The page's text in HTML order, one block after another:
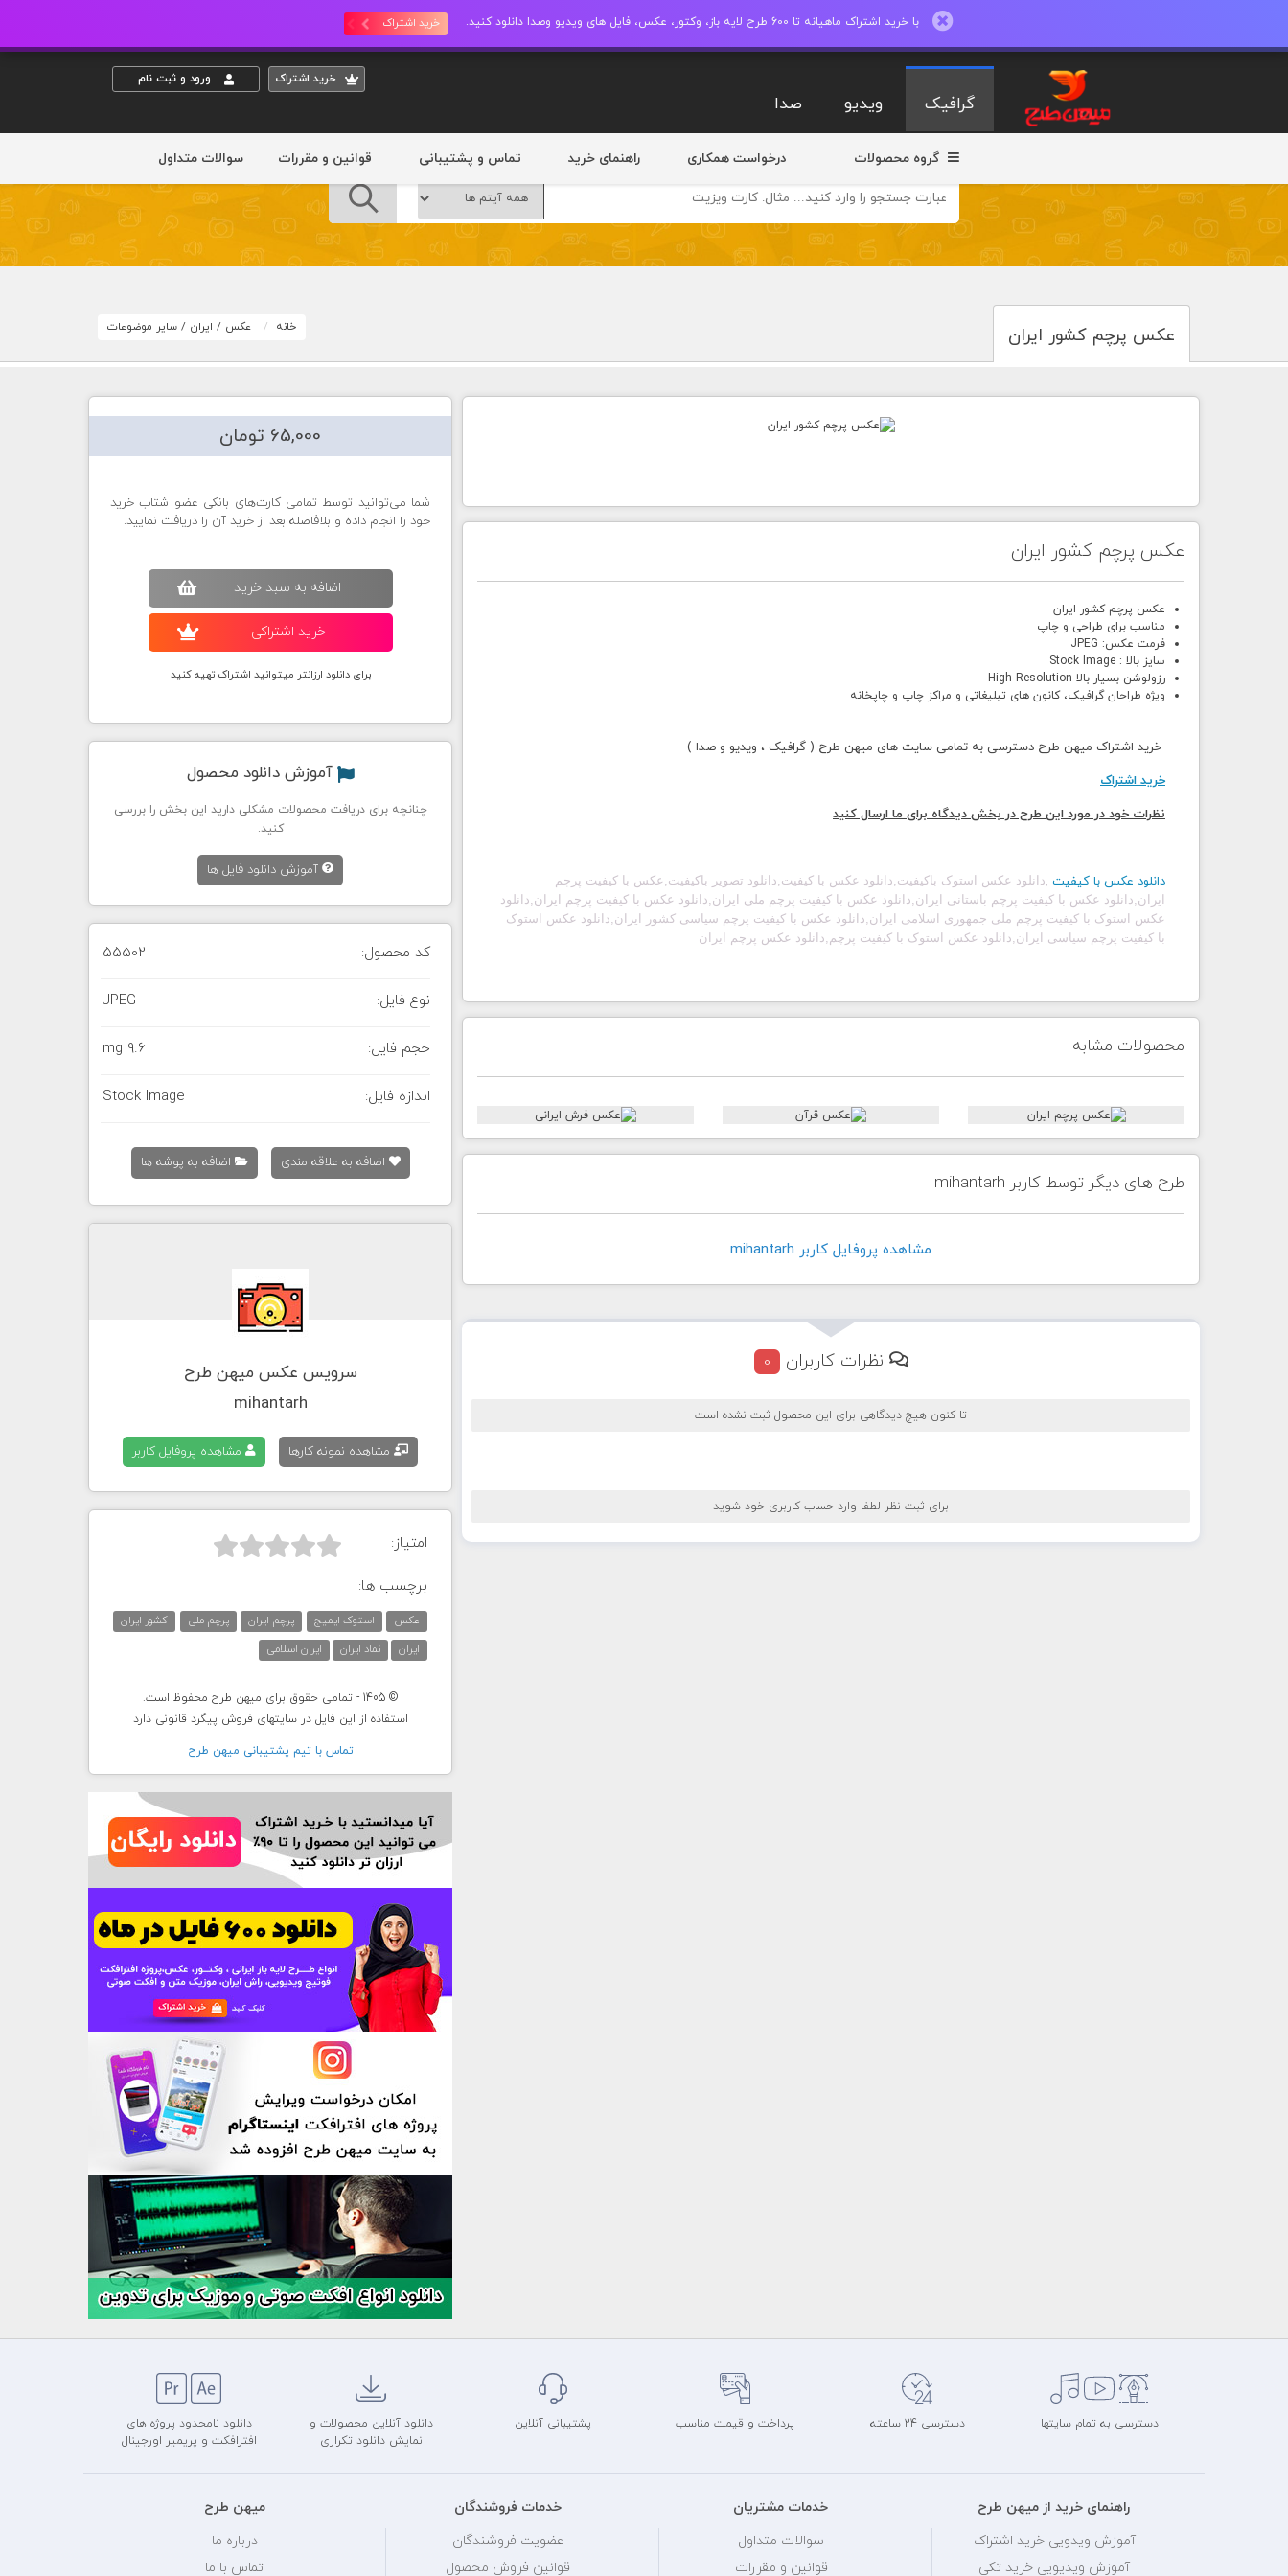
با خرید اشتراک ماهیانه تا 600 طرح لایه باز، وکتور، عکس، فایل های ویدیو وصدا دانلود کنید. خرید اشتراک
خريد اشتراک ورود و ثبت نام
گرافیک ویدیو صدا
گروه محصولات درخواست همکاری راهنمای خرید تماس و پشتیبانی قوانین و مقررات سوالات متداول
عکس پرچم کشور ایران خانه عکس / ایران / سایر موضوعات
عکس پرچم کشور ایران
عکس پرچم کشور ایران
مناسب برای طراحی و چاپ
فرمت عکس: JPEG
سایز بالا : Stock Image
رزولوشن بسیار بالا High Resolution
ویژه طراحان گرافیک، کانون های تبلیغاتی و مراکز چاپ و چاپخانه
خرید اشتراک میهن طرح دسترسی به تمامی سایت های میهن طرح ( گرافیک ، ویدیو و صدا )
خرید اشتراک
نظرات خود در مورد این طرح در بخش دیدگاه برای ما ارسال کنید
دانلود عکس با کیفیت ,دانلود عکس استوک باکیفیت,دانلود عکس با کیفیت,دانلود تصویر باکیفیت,عکس با کیفیت پرچم
ایران,دانلود عکس با کیفیت پرچم باستانی ایران,دانلود عکس با کیفیت پرچم ملی ایران,دانلود عکس با کیفیت پرچم ایران,دانلود
عکس استوک با کیفیت پرچم ملی جمهوری اسلامی ایران,دانلود عکس با کیفیت پرچم سیاسی کشور ایران,دانلود عکس استوک
با کیفیت پرچم سیاسی ایران,دانلود عکس استوک با کیفیت پرچم,دانلود عکس پرچم ایران
محصولات مشابه
طرح های دیگر توسط کاربر mihantarh
مشاهده پروفايل کاربر mihantarh
نظرات کاربران 0
تا کنون هیچ دیدگاهی برای این محصول ثبت نشده است
برای ثبت نظر لطفا وارد حساب کاربری خود شوید
65,000 تومان
شما می‌توانید توسط تمامی کارت‌های بانکی عضو شتاب خرید
خود را انجام داده و بلافاصله بعد از خرید آن را دریافت نمایید.
اضافه به سبد خريد
خريد اشتراکی
برای دانلود ارزانتر میتوانید اشتراک تهیه کنید
آموزش دانلود محصول
چنانچه برای دریافت محصولات مشکلی دارید این بخش را بررسی
کنید.
آموزش دانلود فایل ها
کد محصول: 55502
نوع فایل: JPEG
حجم فایل: 9.6 mg
اندازه فایل: Stock Image
اضافه به علاقه مندی اضافه به پوشه ها
سرویس عکس میهن طرح
mihantarh
مشاهده نمونه کارها مشاهده پروفایل کاربر
امتیاز: 


برچسب ها:
عکس استوک ایمیج پرچم ایران پرچم ملی
کشور ایران
ایران
نماد ایران ایران اسلامی
© 1405 - تمامی حقوق برای میهن طرح محفوظ است.
استفاده از این فایل در سایتهای فروش پیگرد قانونی دارد
تماس با تيم پشتيبانی ميهن طرح
دسترسی به تمام سایتها دسترسی 24 ساعته پرداخت و قیمت مناسب پشتیبانی آنلاین
دانلود آنلاین محصولات و
نمایش دانلود تکراری
دانلود نامحدود پروژه های
افترافکت و پریمیر اورجینال
راهنمای خرید از میهن طرح
آموزش ویدویی خرید اشتراک
آموزش ویدیویی خرید تکی
خدمات مشتریان
سوالات متداول
قوانین و مقررات
خدمات فروشندگان
عضویت فروشندگان
قوانین فروش محصول
میهن طرح
درباره ما
تماس با ما